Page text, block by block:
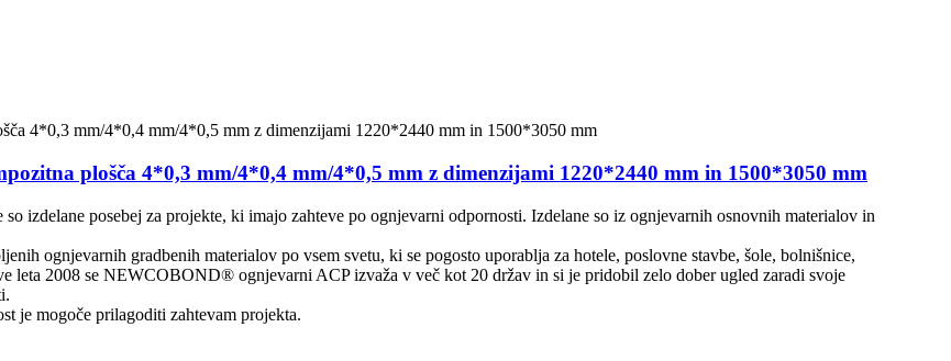
plošča 4*0,3 mm/4*0,4 mm/4*0,5 mm z dimenzijami 1220*2440 mm in 1500*3050 mm
izdelane posebej za projekte, ki imajo zahteve po ognjevarni odpornosti. Izdelane so iz ognjevarnih osnovnih materialov in
ognjevarnih gradbenih materialov po vsem svetu, ki se pogosto uporablja za hotele, poslovne stavbe, šole, bolnišnice,
leta 2008 se NEWCOBOND® ognjevarni ACP izvaža v več kot 20 držav in si je pridobil zelo dober ugled zaradi svoje
je mogoče prilagoditi zahtevam projekta.